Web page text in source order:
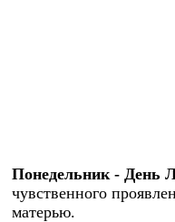
Понедельник - День
чувственного
матерью.